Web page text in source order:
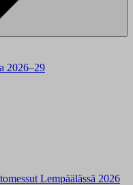
2026–29
Lempäälässä 2026